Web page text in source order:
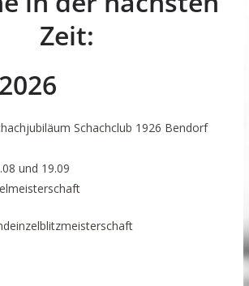
Zeit:
Schachclub 1926 Bendorf
und 19.09